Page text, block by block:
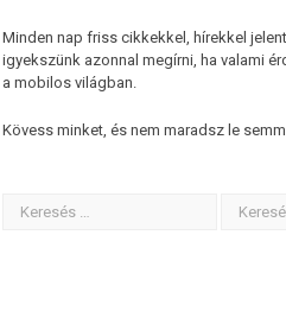
Minden nap friss cikkekkel, hírekkel
igyekszünk azonnal megírni, ha valami
a mobilos világban.
Kövess minket, és nem maradsz le